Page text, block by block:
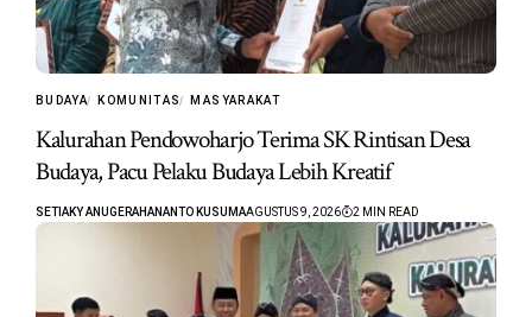
BUDAYA KOMUNITAS MASYARAKAT
Kalurahan Pendowoharjo Terima SK Rintisan Desa
Budaya, Pacu Pelaku Budaya Lebih Kreatif
SETIAKY ANUGERAHANANTO KUSUMAAGUSTUS 9, 2026 2 MIN READ